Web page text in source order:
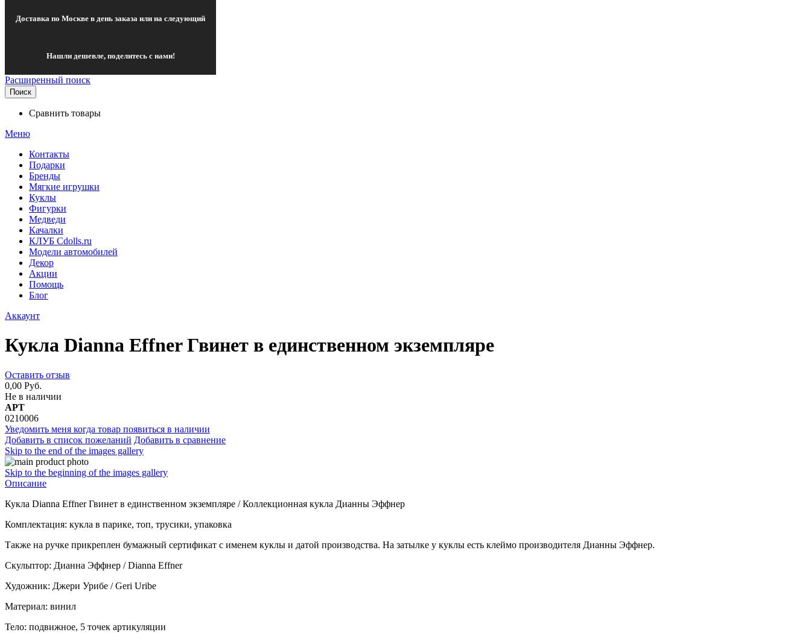
Доставка по Москве в день заказа или на следующий
Нашли дешевле, поделитесь с нами!
Расширенный поиск
Поиск
Сравнить товары
Меню
Контакты
Подарки
Бренды
Мягкие игрушки
Куклы
Фигурки
Медведи
Качалки
КЛУБ Cdolls.ru
Модели автомобилей
Декор
Акции
Помощь
Блог
Аккаунт
Кукла Dianna Effner Гвинет в единственном экземпляре
Оставить отзыв
0,00 Руб.
Не в наличии
АРТ
0210006
Уведомить меня когда товар появиться в наличии
Добавить в список пожеланий Добавить в сравнение
Skip to the end of the images gallery
Skip to the beginning of the images gallery
Описание
Кукла Dianna Effner Гвинет в единственном экземпляре / Коллекционная кукла Дианны Эффнер
Комплектация: кукла в парике, топ, трусики, упаковка
Также на ручке прикреплен бумажный сертификат с именем куклы и датой производства. На затылке у куклы есть клеймо производителя Дианны Эффнер.
Скульптор: Дианна Эффнер / Dianna Effner
Художник: Джери Урибе / Geri Uribe
Материал: винил
Тело: подвижное, 5 точек артикуляции